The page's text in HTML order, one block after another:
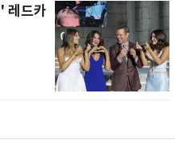
레드카